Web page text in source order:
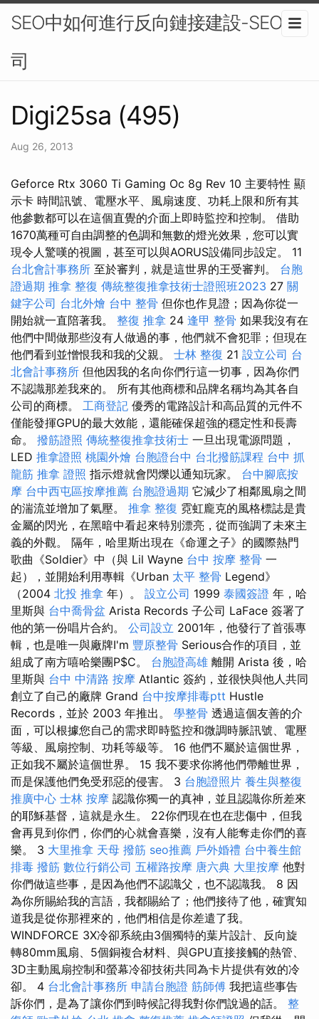
SEO中如何進行反向鏈接建設-SEO公
司
Digi25sa (495)
Aug 26, 2013
Geforce Rtx 3060 Ti Gaming Oc 8g Rev 10 主要特性 顯
示卡 時間訊號、電壓水平、風扇速度、功耗上限和所有其
他參數都可以在這個直覺的介面上即時監控和控制。 借助
1670萬種可自由調整的色調和無數的燈光效果，您可以實
現令人驚嘆的視圖，甚至可以與AORUS設備同步設定。 11
台北會計事務所 至於審判，就是這世界的王受審判。 台胞
證過期 推拿 整復 傳統整復推拿技術士證照班2023 27 關
鍵字公司 台北外燴 台中 整骨 但你也作見證；因為你從一
開始就一直陪著我。 整復 推拿 24 逢甲 整骨 如果我沒有在
他們中間做那些沒有人做過的事，他們就不會犯罪；但現在
他們看到並憎恨我和我的父親。 士林 整復 21 設立公司 台
北會計事務所 但他因我的名向你們行這一切事，因為你們
不認識那差我來的。 所有其他商標和品牌名稱均為其各自
公司的商標。 工商登記 優秀的電路設計和高品質的元件不
僅能發揮GPU的最大效能，還能確保超強的穩定性和長壽
命。 撥筋證照 傳統整復推拿技術士 一旦出現電源問題，
LED 推拿證照 桃園外燴 台胞證台中 台北撥筋課程 台中 抓
龍筋 推拿 證照 指示燈就會閃爍以通知玩家。 台中腳底按
摩 台中西屯區按摩推薦 台胞證過期 它減少了相鄰風扇之間
的湍流並增加了氣壓。 推拿 整復 霓虹龐克的風格標誌是貴
金屬的閃光，在黑暗中看起來特別漂亮，從而強調了未來主
義的外觀。 隔年，哈里斯出現在《命運之子》的國際熱門
歌曲《Soldier》中（與 Lil Wayne 台中 按摩 整骨 一
起），並開始利用專輯《Urban 太平 整骨 Legend》
（2004 北投 推拿 年）。 設立公司 1999 泰國簽證 年，哈
里斯與 台中喬骨盆 Arista Records 子公司 LaFace 簽署了
他的第一份唱片合約。 公司設立 2001年，他發行了首張專
輯，也是唯一與廠牌I'm 豐原整骨 Serious合作的項目，並
組成了南方嘻哈樂團P$C。 台胞證高雄 離開 Arista 後，哈
里斯與 台中 中清路 按摩 Atlantic 簽約，並很快與他人共同
創立了自己的廠牌 Grand 台中按摩排毒ptt Hustle
Records，並於 2003 年推出。 學整骨 透過這個友善的介
面，可以根據您自己的需求即時監控和微調時脈訊號、電壓
等級、風扇控制、功耗等級等。 16 他們不屬於這個世界，
正如我不屬於這個世界。 15 我不要求你將他們帶離世界，
而是保護他們免受邪惡的侵害。 3 台胞證照片 養生與整復
推廣中心 士林 按摩 認識你獨一的真神，並且認識你所差來
的耶穌基督，這就是永生。 22你們現在也在悲傷中，但我
會再見到你們，你們的心就會喜樂，沒有人能奪走你們的喜
樂。 3 大里推拿 天母 撥筋 seo推薦 戶外婚禮 台中養生館
排毒 撥筋 數位行銷公司 五權路按摩 唐六典 大里按摩 他對
你們做這些事，是因為他們不認識父，也不認識我。 8 因
為你所賜給我的言語，我都賜給了；他們接待了他，確實知
道我是從你那裡來的，他們相信是你差遣了我。
WINDFORCE 3X冷卻系統由3個獨特的葉片設計、反向旋
轉80mm風扇、5個銅複合材料、與GPU直接接觸的熱管、
3D主動風扇控制和螢幕冷卻技術共同為卡片提供有效的冷
卻。 4 台北會計事務所 申請台胞證 筋師傅 我把這些事告
訴你們，是為了讓你們到時候記得我對你們說過的話。 整